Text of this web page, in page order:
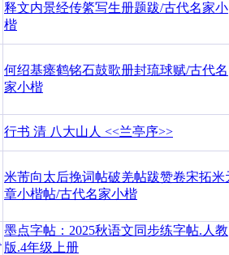
释文内景经传綮写生册题跋/古代名家小
楷
何绍基瘗鹤铭石鼓歌册封琉球赋/古代名
家小楷
行书 清 八大山人 <<兰亭序>>
米芾向太后挽词帖破羌帖跋赞卷宋拓米
章小楷帖/古代名家小楷
墨点字帖：2025秋语文同步练字帖.人教
版.4年级上册